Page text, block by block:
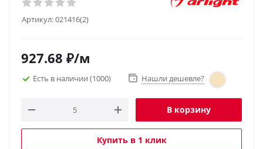
Артикул:021416(2)
927.68 ₽/м
Есть в наличии (1000) Нашли дешевле?
В корзину
Купить в 1 клик